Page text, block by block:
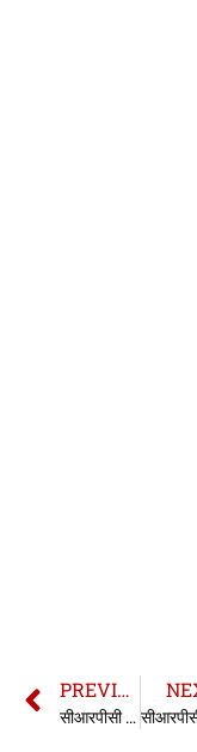
PREVIOUS
सीआरपीसी की धारा 231 | 231 CrPC in hindi